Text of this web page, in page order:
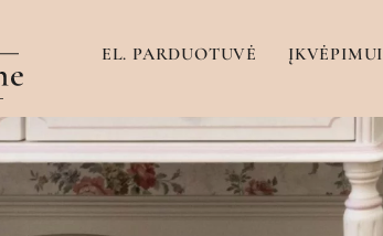
EL. PARDUOTUVĖ ĮKVĖPIMUI